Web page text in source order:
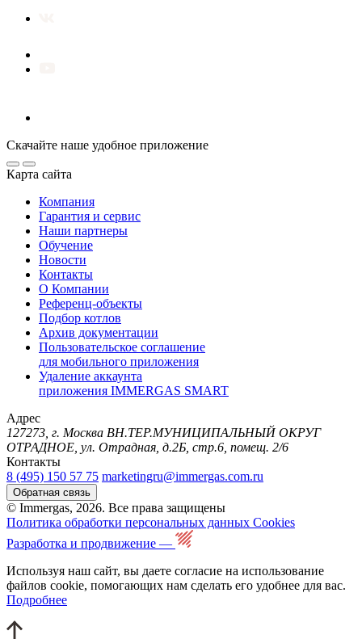
Скачайте наше удобное приложение
Карта сайта
Компания
Гарантия и сервис
Наши партнеры
Обучение
Новости
Контакты
О Компании
Референц-объекты
Подбор котлов
Архив документации
Пользовательское соглашение
для мобильного приложения
Удаление аккаунта
приложения IMMERGAS SMART
Адрес
127273, г. Москва ВН.ТЕР.МУНИЦИПАЛЬНЫЙ ОКРУГ
ОТРАДНОЕ, ул. Отрадная, д.2Б, стр.6, помещ. 2/6
Контакты
8 (495) 150 57 75 marketingru@immergas.com.ru
Обратная связь
© Immergas, 2026. Все права защищены
Политика обработки персональных данных Cookies
Разработка и продвижение —
Используя наш сайт, вы даете согласие на использование
файлов cookie, помогающих нам сделать его удобнее для вас.
Подробнее